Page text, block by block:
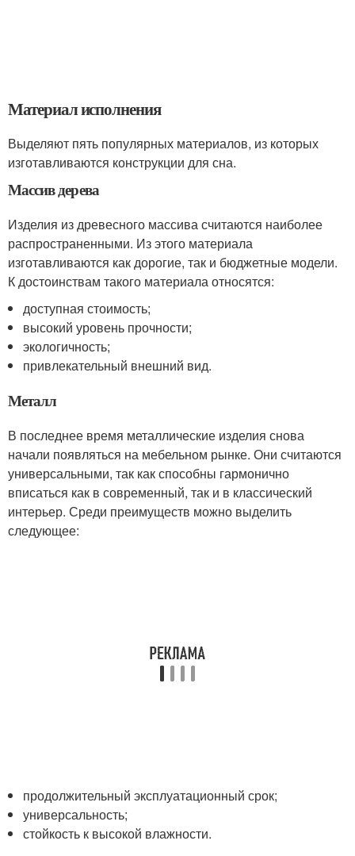
Материал исполнения
Выделяют пять популярных материалов, из которых
изготавливаются конструкции для сна.
Массив дерева
Изделия из древесного массива считаются наиболее
распространенными. Из этого материала
изготавливаются как дорогие, так и бюджетные модели.
К достоинствам такого материала относятся:
доступная стоимость;
высокий уровень прочности;
экологичность;
привлекательный внешний вид.
Металл
В последнее время металлические изделия снова
начали появляться на мебельном рынке. Они считаются
универсальными, так как способны гармонично
вписаться как в современный, так и в классический
интерьер. Среди преимуществ можно выделить
следующее:
продолжительный эксплуатационный срок;
универсальность;
стойкость к высокой влажности.